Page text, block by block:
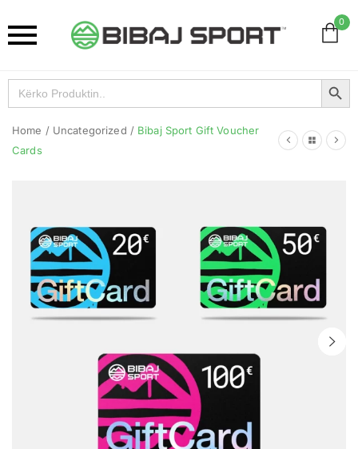
0
Search
for:
Search Button
Home / Uncategorized /Bibaj Sport Gift Voucher
Cards